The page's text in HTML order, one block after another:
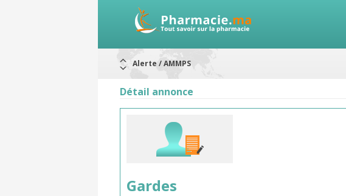
Alerte / AMMPS
ARRÊT DE COMMERCIALISATION
Rappel de lots : préparations lactées
Détail annonce
Gardes